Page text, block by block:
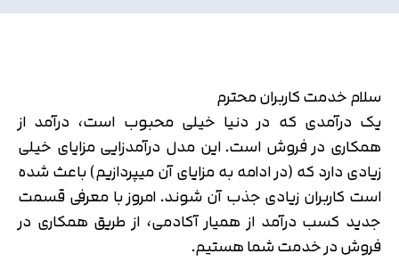
سلام خدمت کاربران محترم
یک درآمدی که در دنیا خیلی محبوب است، درآمد از
همکاری در فروش است. این مدل درآمدزایی مزایای خیلی
زیادی دارد که (در ادامه به مزایای آن میپردازیم) باعث شده
است کاربران زیادی جذب آن شوند. امروز با معرفی قسمت
جدید کسب درآمد از همیار آکادمی، از طریق همکاری در
فروش در خدمت شما هستیم.